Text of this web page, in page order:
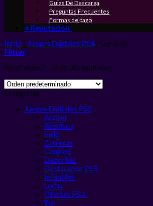
Guias De Descarga
Preguntas Frecuentes
Formas de pago
⭐ Reputacion
Inicio / Juegos Digitales PS4 / Combos
Filtrar
Mostrando 1–16 de 30 resultados
Categorias
Juegos Digitales PS3
Accion
Aventura
Baile
Carreras
Combos
Deportes
Destacados PS3
Infantiles
Lucha
Ofertas PS3
Rol